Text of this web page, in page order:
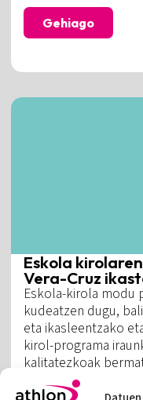
Gehiago
Eskola
Vera-Cruz
Eskola-kirola modu
kudeatzen dugu,
eta ikasleentzako
kirol-programa
kalitatezkoak